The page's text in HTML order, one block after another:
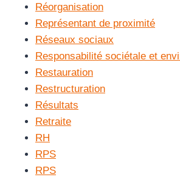
Réorganisation
Représentant de proximité
Réseaux sociaux
Responsabilité sociétale et
Restauration
Restructuration
Résultats
Retraite
RH
RPS
RPS